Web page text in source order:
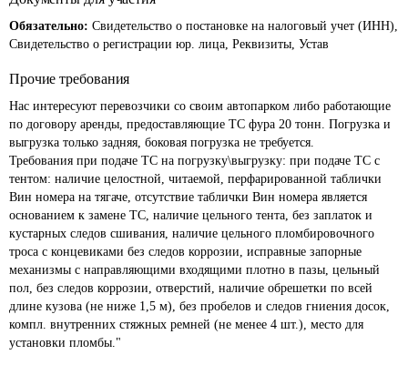
Обязательно: Свидетельство о постановке на налоговый учет (ИНН),
Свидетельство о регистрации юр. лица, Реквизиты, Устав
Прочие требования
Нас интересуют перевозчики со своим автопарком либо работающие
по договору аренды, предоставляющие ТС фура 20 тонн. Погрузка и
выгрузка только задняя, боковая погрузка не требуется.
Требования при подаче ТС на погрузку\выгрузку: при подаче ТС с
тентом: наличие целостной, читаемой, перфарированной таблички
Вин номера на тягаче, отсутствие таблички Вин номера является
основанием к замене ТС, наличие цельного тента, без заплаток и
кустарных следов сшивания, наличие цельного пломбировочного
троса с концевиками без следов коррозии, исправные запорные
механизмы с направляющими входящими плотно в пазы, цельный
пол, без следов коррозии, отверстий, наличие обрешетки по всей
длине кузова (не ниже 1,5 м), без пробелов и следов гниения досок,
компл. внутренних стяжных ремней (не менее 4 шт.), место для